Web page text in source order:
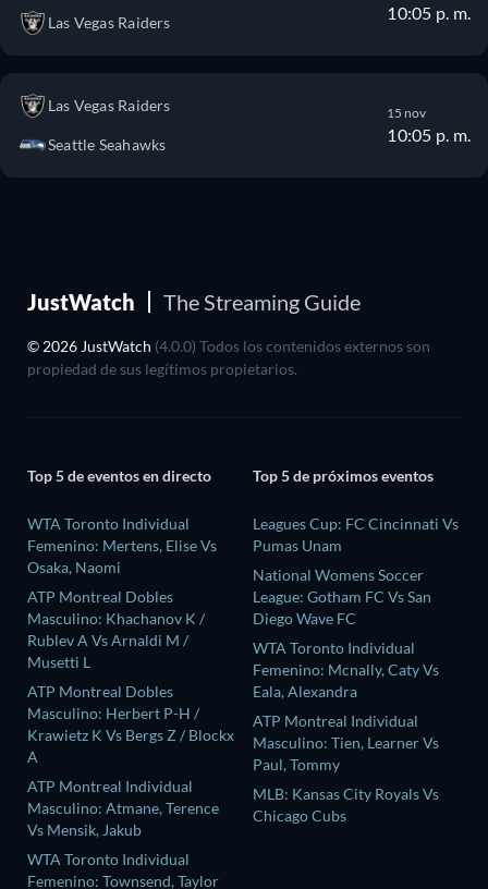
Las Vegas Raiders 10:05 p. m.
Las Vegas Raiders
Seattle Seahawks
15 nov
10:05 p. m.
JustWatch The Streaming Guide
© 2026 JustWatch (4.0.0) Todos los contenidos externos son
propiedad de sus legítimos propietarios.
Top 5 de eventos en directo
WTA Toronto Individual
Femenino: Mertens, Elise Vs
Osaka, Naomi
ATP Montreal Dobles
Masculino: Khachanov K /
Rublev A Vs Arnaldi M /
Musetti L
ATP Montreal Dobles
Masculino: Herbert P-H /
Krawietz K Vs Bergs Z / Blockx
A
ATP Montreal Individual
Masculino: Atmane, Terence
Vs Mensik, Jakub
WTA Toronto Individual
Femenino: Townsend, Taylor
Top 5 de próximos eventos
Leagues Cup: FC Cincinnati Vs
Pumas Unam
National Womens Soccer
League: Gotham FC Vs San
Diego Wave FC
WTA Toronto Individual
Femenino: Mcnally, Caty Vs
Eala, Alexandra
ATP Montreal Individual
Masculino: Tien, Learner Vs
Paul, Tommy
MLB: Kansas City Royals Vs
Chicago Cubs